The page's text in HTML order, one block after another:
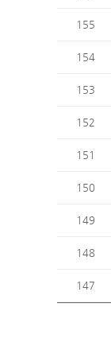
155
154
153
152
151
150
149
148
147